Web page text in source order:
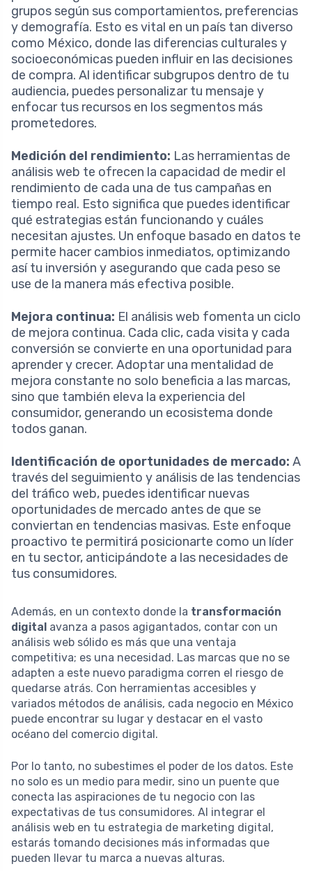
grupos según sus comportamientos, preferencias
y demografía. Esto es vital en un país tan diverso
como México, donde las diferencias culturales y
socioeconómicas pueden influir en las decisiones
de compra. Al identificar subgrupos dentro de tu
audiencia, puedes personalizar tu mensaje y
enfocar tus recursos en los segmentos más
prometedores.
Medición del rendimiento: Las herramientas de
análisis web te ofrecen la capacidad de medir el
rendimiento de cada una de tus campañas en
tiempo real. Esto significa que puedes identificar
qué estrategias están funcionando y cuáles
necesitan ajustes. Un enfoque basado en datos te
permite hacer cambios inmediatos, optimizando
así tu inversión y asegurando que cada peso se
use de la manera más efectiva posible.
Mejora continua: El análisis web fomenta un ciclo
de mejora continua. Cada clic, cada visita y cada
conversión se convierte en una oportunidad para
aprender y crecer. Adoptar una mentalidad de
mejora constante no solo beneficia a las marcas,
sino que también eleva la experiencia del
consumidor, generando un ecosistema donde
todos ganan.
Identificación de oportunidades de mercado: A
través del seguimiento y análisis de las tendencias
del tráfico web, puedes identificar nuevas
oportunidades de mercado antes de que se
conviertan en tendencias masivas. Este enfoque
proactivo te permitirá posicionarte como un líder
en tu sector, anticipándote a las necesidades de
tus consumidores.
Además, en un contexto donde la transformación
digital avanza a pasos agigantados, contar con un
análisis web sólido es más que una ventaja
competitiva; es una necesidad. Las marcas que no se
adapten a este nuevo paradigma corren el riesgo de
quedarse atrás. Con herramientas accesibles y
variados métodos de análisis, cada negocio en México
puede encontrar su lugar y destacar en el vasto
océano del comercio digital.
Por lo tanto, no subestimes el poder de los datos. Este
no solo es un medio para medir, sino un puente que
conecta las aspiraciones de tu negocio con las
expectativas de tus consumidores. Al integrar el
análisis web en tu estrategia de marketing digital,
estarás tomando decisiones más informadas que
pueden llevar tu marca a nuevas alturas.